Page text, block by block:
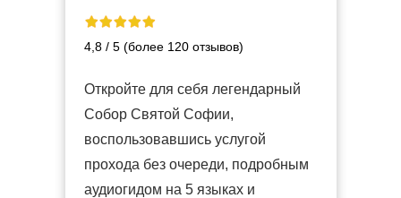
4,8 / 5 (более 120 отзывов)
Откройте для себя легендарный
Собор Святой Софии,
воспользовавшись услугой
прохода без очереди, подробным
аудиогидом на 5 языках и